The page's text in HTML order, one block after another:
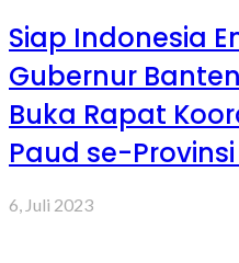
Siap Indonesia
Gubernur
Buka Rapat
Paud se-
6, Juli 2023